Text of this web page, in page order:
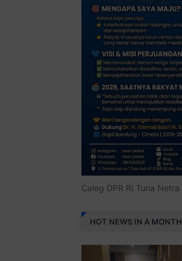
Caleg DPR RI Tuna Netra
HOT NEWS IN A MONTH